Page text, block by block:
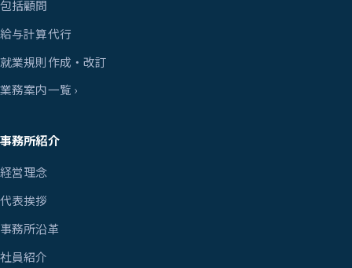
包括顧問
給与計算代行
就業規則作成・改訂
業務案内一覧 ›
事務所紹介
経営理念
代表挨拶
事務所沿革
社員紹介